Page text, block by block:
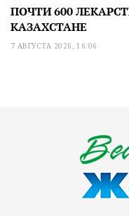
ПОЧТИ 600
КАЗАХСТАНЕ
7 АВГУСТА 2026, 16:06